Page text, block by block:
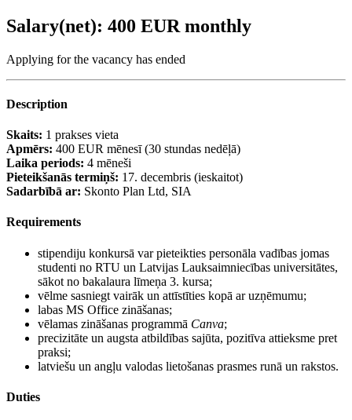
Salary(net): 400 EUR monthly
Applying for the vacancy has ended
Description
Skaits: 1 prakses vieta
Apmērs: 400 EUR mēnesī (30 stundas nedēļā)
Laika periods: 4 mēneši
Pieteikšanās termiņš: 17. decembris (ieskaitot)
Sadarbībā ar: Skonto Plan Ltd, SIA
Requirements
stipendiju konkursā var pieteikties personāla vadības jomas
studenti no RTU un Latvijas Lauksaimniecības universitātes,
sākot no bakalaura līmeņa 3. kursa;
vēlme sasniegt vairāk un attīstīties kopā ar uzņēmumu;
labas MS Office zināšanas;
vēlamas zināšanas programmā Canva;
precizitāte un augsta atbildības sajūta, pozitīva attieksme pret
praksi;
latviešu un angļu valodas lietošanas prasmes runā un rakstos.
Duties